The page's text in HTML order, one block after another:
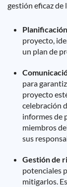
gestión eficaz de
proyecto,
un plan de
para
proyecto
celebración
informes de
miembros
sus
Gestión de
potenciales
mitigarlos.